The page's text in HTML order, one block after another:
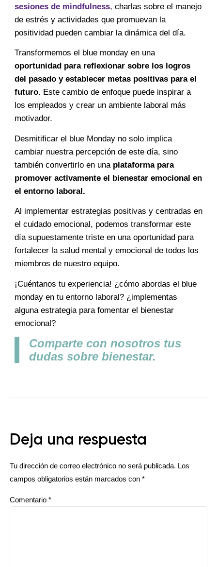
sesiones de mindfulness, charlas sobre el manejo
de estrés y actividades que promuevan la
positividad pueden cambiar la dinámica del día.
Transformemos el blue monday en una
oportunidad para reflexionar sobre los logros
del pasado y establecer metas positivas para el
futuro. Este cambio de enfoque puede inspirar a
los empleados y crear un ambiente laboral más
motivador.
Desmitificar el blue Monday no solo implica
cambiar nuestra percepción de este día, sino
también convertirlo en una plataforma para
promover activamente el bienestar emocional en
el entorno laboral.
Al implementar estrategias positivas y centradas en
el cuidado emocional, podemos transformar este
día supuestamente triste en una oportunidad para
fortalecer la salud mental y emocional de todos los
miembros de nuestro equipo.
¡Cuéntanos tu experiencia! ¿cómo abordas el blue
monday en tu entorno laboral? ¿implementas
alguna estrategia para fomentar el bienestar
emocional?
Comparte con nosotros tus
dudas sobre bienestar.
Deja una respuesta
Tu dirección de correo electrónico no será publicada. Los
campos obligatorios están marcados con *
Comentario *